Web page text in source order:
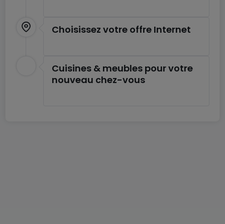
fonction de vos besoins
travail partagé
- Prix à partir de 1429€
Choisissez votre offre Internet
Cuisines & meubles pour votre
nouveau chez-vous